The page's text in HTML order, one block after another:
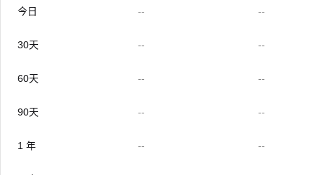
今日 -- --
30天 -- --
60天 -- --
90天 -- --
1 年 -- --